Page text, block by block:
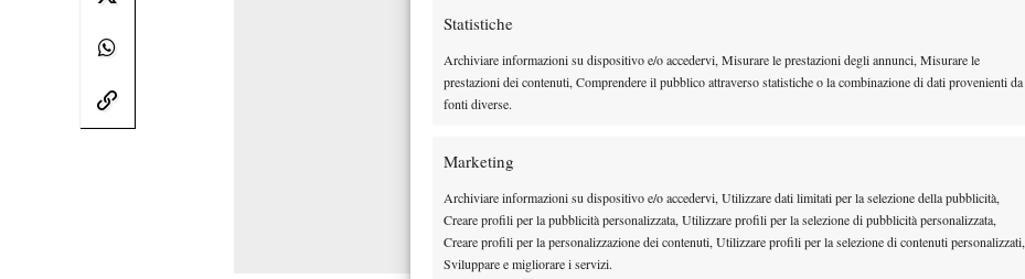
Statistiche
Archiviare informazioni su dispositivo e/o accedervi, Misurare le prestazioni degli annunci, Misurare le
prestazioni dei contenuti, Comprendere il pubblico attraverso statistiche o la combinazione di dati provenienti da
fonti diverse.
Marketing
Archiviare informazioni su dispositivo e/o accedervi, Utilizzare dati limitati per la selezione della pubblicità,
Creare profili per la pubblicità personalizzata, Utilizzare profili per la selezione di pubblicità personalizzata,
Creare profili per la personalizzazione dei contenuti, Utilizzare profili per la selezione di contenuti personalizzati,
Sviluppare e migliorare i servizi.